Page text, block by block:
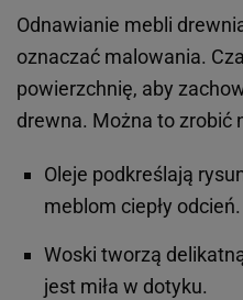
Odnawianie mebli
oznaczać malowania.
powierzchnię, aby
drewna. Można to zrobić
Oleje podkreślają
meblom ciepły odcień.
Woski tworzą
jest miła w dotyku.